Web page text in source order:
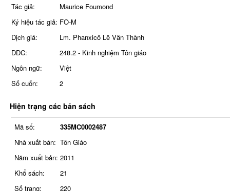
Tác giả:
Maurice Foumond
Ký hiệu tác giả: FO-M
Dịch giả:
Lm. Phanxicô Lê Văn Thành
DDC:
248.2 - Kinh nghiệm Tôn giáo
Ngôn ngữ:
Việt
Số cuốn:
2
Hiện trạng các bản sách
Mã số:
335MC0002487
Nhà xuất bản: Tôn Giáo
Năm xuất bản: 2011
Khổ sách:
21
Số trang:
220